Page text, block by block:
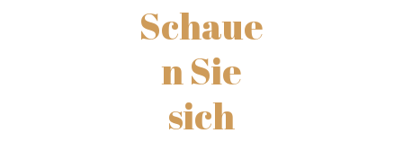
Schaue
n Sie
sich